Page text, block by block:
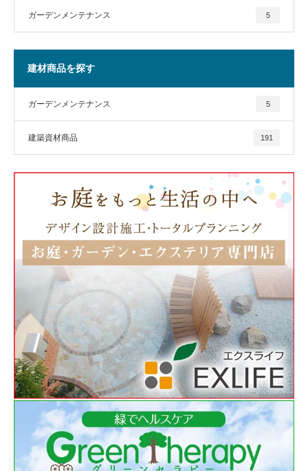
ガーデンメンテナンス 5
建材商品を探す
ガーデンメンテナンス 5
建築資材商品 191